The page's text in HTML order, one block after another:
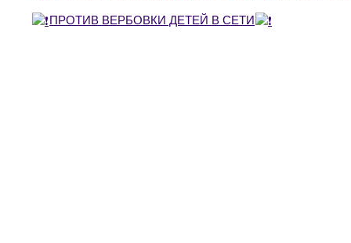
ПРОТИВ ВЕРБОВКИ ДЕТЕЙ В СЕТИ